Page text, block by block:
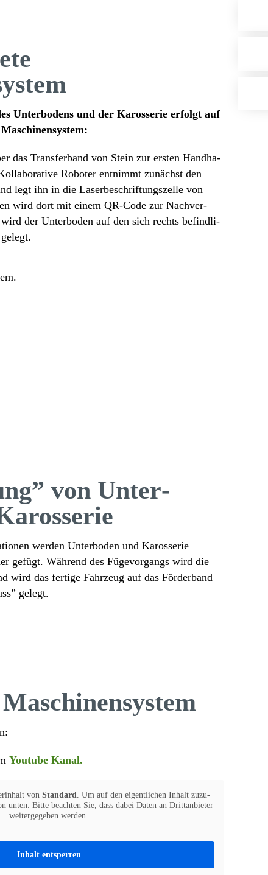
Unter­bo­dens und der Karos­serie erfolgt auf
das Trans­fer­band von Stein zur ersten Hand­ha­
Roboter entnimmt zunächst den
legt ihn in die Laser­be­schrif­tungs­zelle von
wird dort mit einem QR-Code zur Nach­ver­
der Unter­boden auf den sich rechts befind­li­
von Unter­
werden Unter­boden und Karos­serie
gefügt. Während des Füge­vor­gangs wird die
wird das fertige Fahr­zeug auf das Förder­band
gelegt.
Youtube Kanal.
von Stan­dard. Um auf den eigent­li­chen Inhalt zuzu­
unten. Bitte beachten Sie, dass dabei Daten an Dritt­an­bieter
weiter­ge­geben werden.
Inhalt entsperren